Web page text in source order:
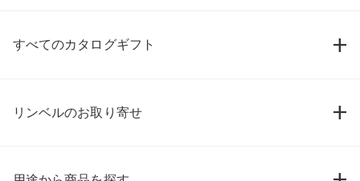
すべてのカタログギフト
リンベルのお取り寄せ